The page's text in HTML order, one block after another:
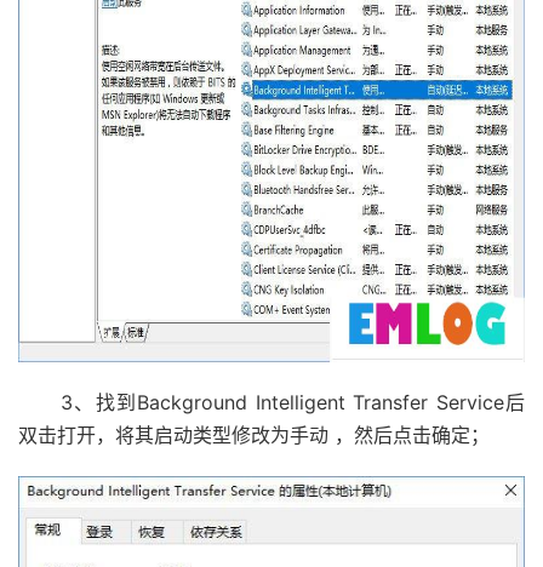
3、找到Background Intelligent Transfer Service后
双击打开，将其启动类型修改为手动 ，然后点击确定；